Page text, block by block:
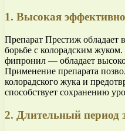
1. Высокая
Препарат Престиж обладает
борьбе с колорадским
фипронил — обладает
Применение препарата
колорадского жука и
способствует сохранению
2. Длительный период